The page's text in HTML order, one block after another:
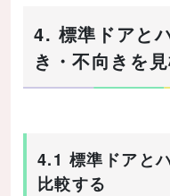
4. 標準ドアと
き・不向きを
4.1 標準ドアと
比較する